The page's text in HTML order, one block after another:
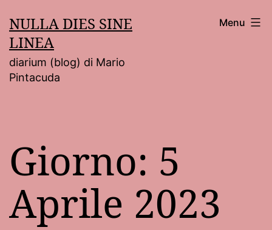
al
contenuto
NULLA DIES SINE
LINEA
diarium (blog) di Mario
Pintacuda
Menu
Giorno: 5
Aprile 2023